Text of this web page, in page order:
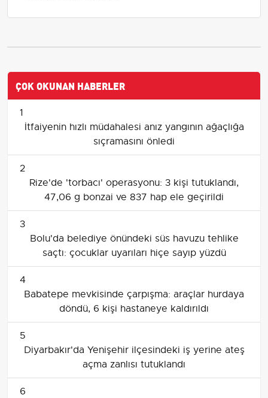
ÇOK OKUNAN HABERLER
1
İtfaiyenin hızlı müdahalesi anız yangının ağaçlığa
sıçramasını önledi
2
Rize'de 'torbacı' operasyonu: 3 kişi tutuklandı,
47,06 g bonzai ve 837 hap ele geçirildi
3
Bolu'da belediye önündeki süs havuzu tehlike
saçtı: çocuklar uyarıları hiçe sayıp yüzdü
4
Babatepe mevkisinde çarpışma: araçlar hurdaya
döndü, 6 kişi hastaneye kaldırıldı
5
Diyarbakır'da Yenişehir ilçesindeki iş yerine ateş
açma zanlısı tutuklandı
6